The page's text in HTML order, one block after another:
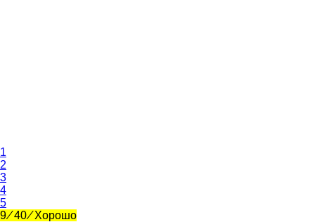
1
2
3
4
5
9⁄40⁄Хорошо